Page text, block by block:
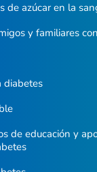
de azúcar en la
y familiares
diabetes
de educación y